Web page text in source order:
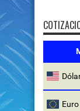
Euro